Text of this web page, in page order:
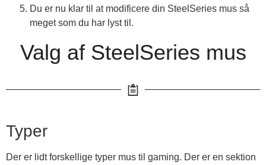
Du er nu klar til at modificere din SteelSeries mus så
meget som du har lyst til.
Valg af SteelSeries mus
Typer
Der er lidt forskellige typer mus til gaming. Der er en sektion